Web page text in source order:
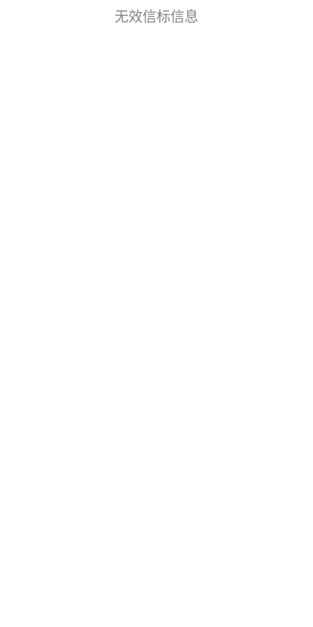
无效信标信息